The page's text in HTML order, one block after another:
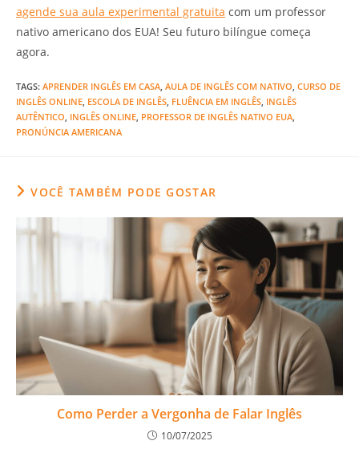
agende sua aula experimental gratuita com um professor
nativo americano dos EUA! Seu futuro bilíngue começa
agora.
TAGS: APRENDER INGLÊS EM CASA AULA DE INGLÊS COM NATIVO CURSO DE
INGLÊS ONLINE ESCOLA DE INGLÊS FLUÊNCIA EM INGLÊS INGLÊS
AUTÊNTICO INGLÊS ONLINE PROFESSOR DE INGLÊS NATIVO EUA
PRONÚNCIA AMERICANA
VOCÊ TAMBÉM PODE GOSTAR
Como Perder a Vergonha de Falar Inglês
10/07/2025